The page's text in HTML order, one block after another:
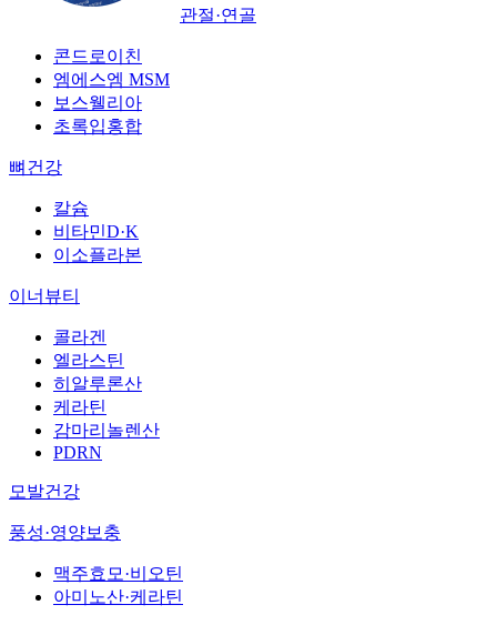
관절·연골
콘드로이친
엠에스엠 MSM
보스웰리아
초록입홍합
뼈건강
칼슘
비타민D·K
이소플라본
이너뷰티
콜라겐
엘라스틴
히알루론산
케라틴
감마리놀렌산
PDRN
모발건강
풍성·영양보충
맥주효모·비오틴
아미노산·케라틴